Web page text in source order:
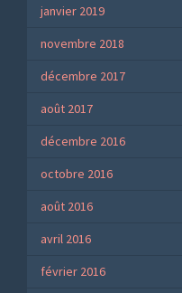
janvier 2019
novembre 2018
décembre 2017
août 2017
décembre 2016
octobre 2016
août 2016
avril 2016
février 2016